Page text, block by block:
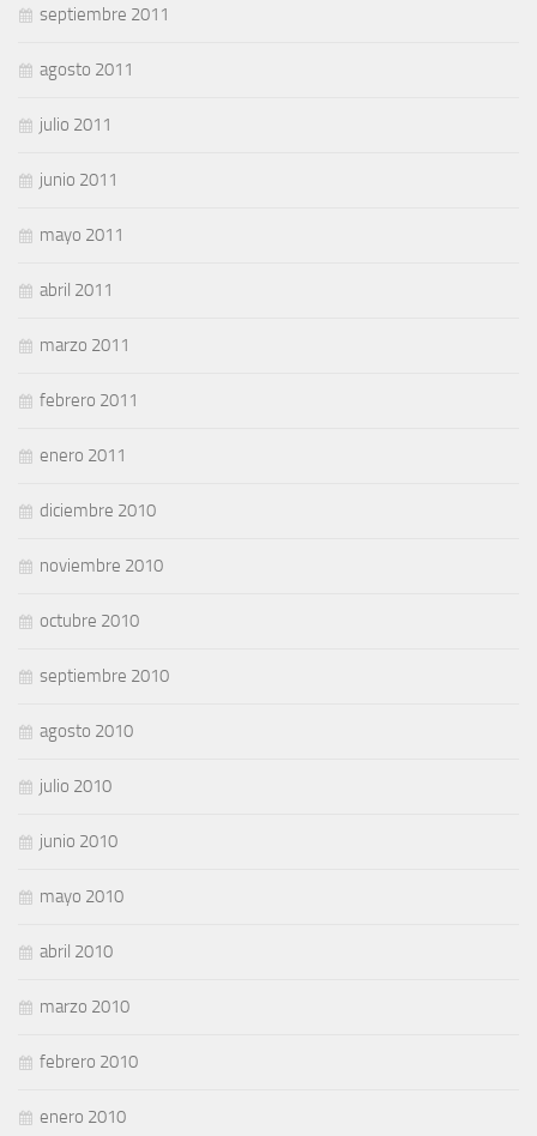
septiembre 2011
agosto 2011
julio 2011
junio 2011
mayo 2011
abril 2011
marzo 2011
febrero 2011
enero 2011
diciembre 2010
noviembre 2010
octubre 2010
septiembre 2010
agosto 2010
julio 2010
junio 2010
mayo 2010
abril 2010
marzo 2010
febrero 2010
enero 2010